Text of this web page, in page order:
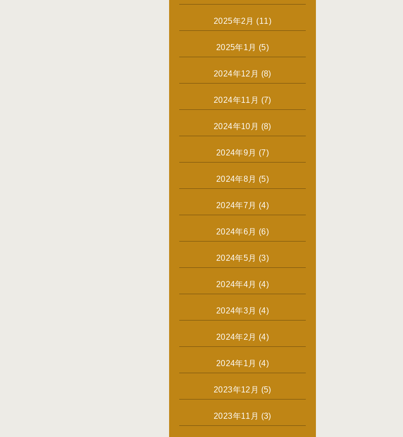
2025年2月 (11)
2025年1月 (5)
2024年12月 (8)
2024年11月 (7)
2024年10月 (8)
2024年9月 (7)
2024年8月 (5)
2024年7月 (4)
2024年6月 (6)
2024年5月 (3)
2024年4月 (4)
2024年3月 (4)
2024年2月 (4)
2024年1月 (4)
2023年12月 (5)
2023年11月 (3)